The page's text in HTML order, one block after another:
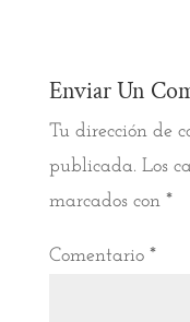
Enviar Un
Tu dirección de
publicada. Los
marcados con *
Comentario *